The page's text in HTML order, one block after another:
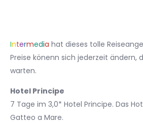
Intermedia hat dieses tolle
Preise könenn sich jederzeit ändern,
warten.
Hotel Principe
7 Tage im 3,0* Hotel Principe. Das
Gatteo a Mare.